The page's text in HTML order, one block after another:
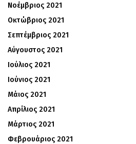
Νοέμβριος 2021
Οκτώβριος 2021
Σεπτέμβριος 2021
Αύγουστος 2021
Ιούλιος 2021
Ιούνιος 2021
Μάιος 2021
Απρίλιος 2021
Μάρτιος 2021
Φεβρουάριος 2021